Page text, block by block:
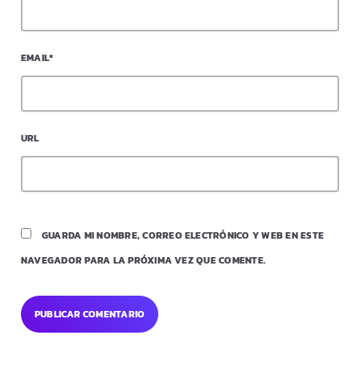
EMAIL*
URL
GUARDA MI NOMBRE, CORREO ELECTRÓNICO Y WEB EN ESTE
NAVEGADOR PARA LA PRÓXIMA VEZ QUE COMENTE.